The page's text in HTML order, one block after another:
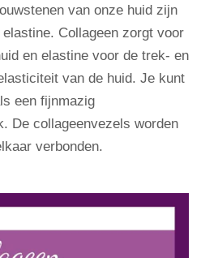
van onze huid zijn
Collageen zorgt voor
en elastine voor de trek- en
van de huid. Je kunt
een fijnmazig
De collageenvezels worden
verbonden.